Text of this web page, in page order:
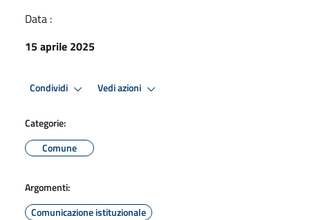
Data :
15 aprile 2025
Condividi Vedi azioni
Categorie:
Comune
Argomenti:
Comunicazione istituzionale